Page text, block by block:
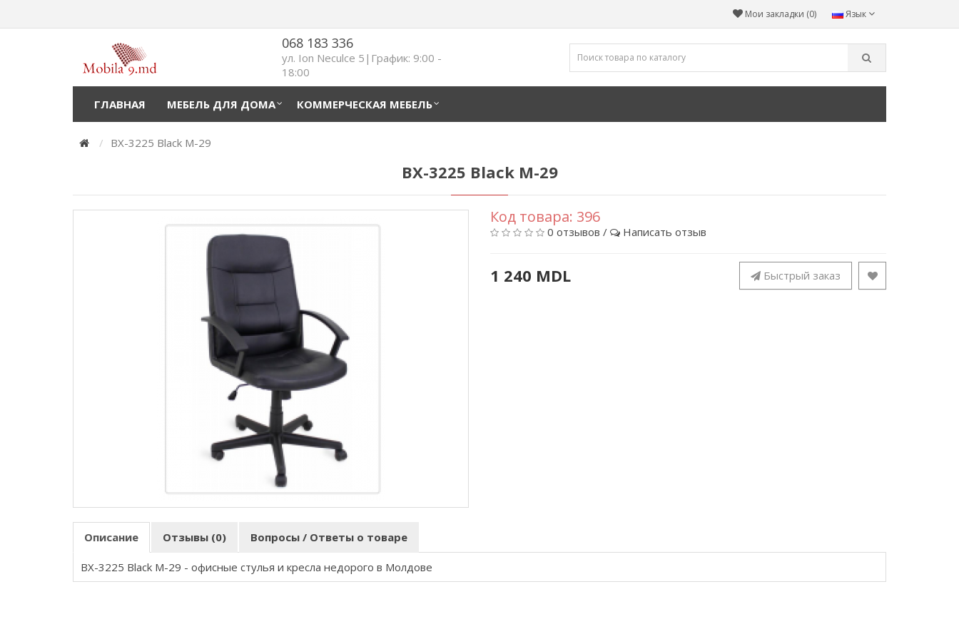
Язык
Мои закладки (0)
068 183 336
ул. Ion Neculce 5|График: 9:00 -
18:00
ГЛАВНАЯ МЕБЕЛЬ ДЛЯ ДОМА КОММЕРЧЕСКАЯ МЕБЕЛЬ
BX-3225 Black M-29
BX-3225 Black M-29
Код товара: 396
0 отзывов / Написать отзыв
1 240 MDL Быстрый заказ
Описание Отзывы (0) Вопросы / Ответы о товаре
BX-3225 Black M-29 - офисные стулья и кресла недорого в Молдове